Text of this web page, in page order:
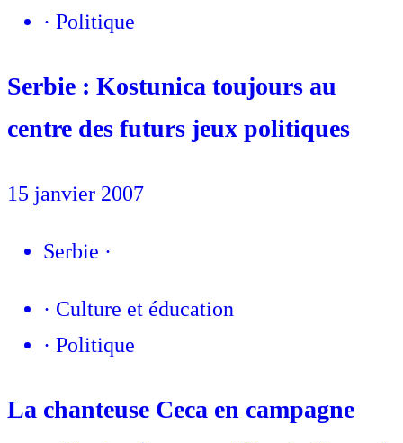
· Politique
Serbie : Kostunica toujours au
centre des futurs jeux politiques
15 janvier 2007
Serbie ·
· Culture et éducation
· Politique
La chanteuse Ceca en campagne